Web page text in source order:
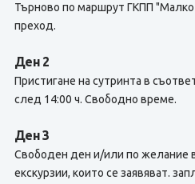
Търново по маршрут ГКПП
преход.
Ден 2
Пристигане на сутринта в
след 14:00 ч. Свободно време.
Ден 3
Свободен ден и/или по желание
екскурзии, които се заявяват.